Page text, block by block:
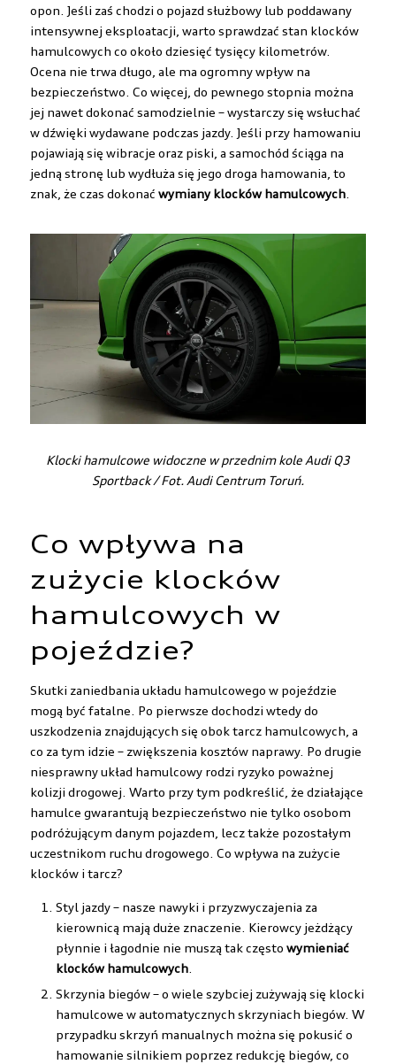
opon. Jeśli zaś chodzi o pojazd służbowy lub poddawany
intensywnej eksploatacji, warto sprawdzać stan klocków
hamulcowych co około dziesięć tysięcy kilometrów.
Ocena nie trwa długo, ale ma ogromny wpływ na
bezpieczeństwo. Co więcej, do pewnego stopnia można
jej nawet dokonać samodzielnie – wystarczy się wsłuchać
w dźwięki wydawane podczas jazdy. Jeśli przy hamowaniu
pojawiają się wibracje oraz piski, a samochód ściąga na
jedną stronę lub wydłuża się jego droga hamowania, to
znak, że czas dokonać wymiany klocków hamulcowych.
Klocki hamulcowe widoczne w przednim kole Audi Q3
Sportback/ Fot. Audi Centrum Toruń.
Co wpływa na
zużycie klocków
hamulcowych w
pojeździe?
Skutki zaniedbania układu hamulcowego w pojeździe
mogą być fatalne. Po pierwsze dochodzi wtedy do
uszkodzenia znajdujących się obok tarcz hamulcowych, a
co za tym idzie – zwiększenia kosztów naprawy. Po drugie
niesprawny układ hamulcowy rodzi ryzyko poważnej
kolizji drogowej. Warto przy tym podkreślić, że działające
hamulce gwarantują bezpieczeństwo nie tylko osobom
podróżującym danym pojazdem, lecz także pozostałym
uczestnikom ruchu drogowego. Co wpływa na zużycie
klocków i tarcz?
Styl jazdy – nasze nawyki i przyzwyczajenia za
kierownicą mają duże znaczenie. Kierowcy jeżdżący
płynnie i łagodnie nie muszą tak często wymieniać
klocków hamulcowych.
Skrzynia biegów – o wiele szybciej zużywają się klocki
hamulcowe w automatycznych skrzyniach biegów. W
przypadku skrzyń manualnych można się pokusić o
hamowanie silnikiem poprzez redukcję biegów, co